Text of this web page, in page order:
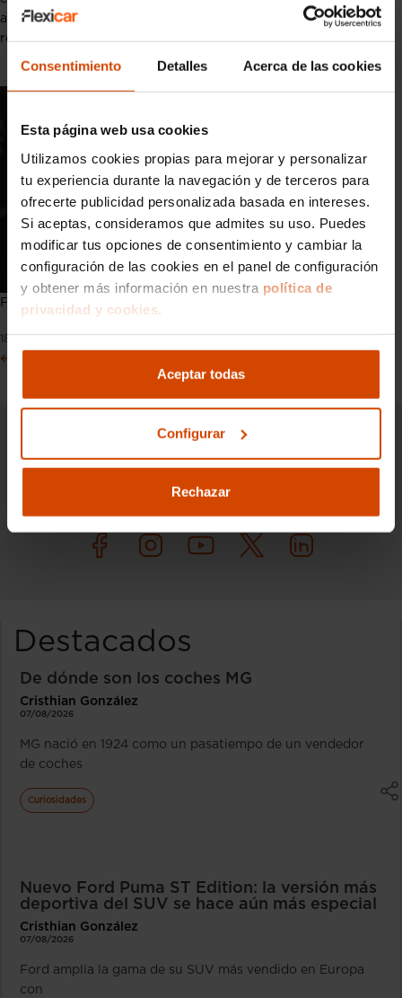
Consentimiento Detalles Acerca de las cookies
Esta página web usa cookies
Utilizamos cookies propias para mejorar y personalizar
tu experiencia durante la navegación y de terceros para
ofrecerte publicidad personalizada basada en intereses.
Si aceptas, consideramos que admites su uso. Puedes
modificar tus opciones de consentimiento y cambiar la
configuración de las cookies en el panel de configuración
y obtener más información en nuestra política de
privacidad y cookies.
Aceptar todas
Configurar
Rechazar
aunque los plazos y necesidades específicas pueden variar
respecto a los vehículos convencionales.
Funciones del radiador del coche
18 Julio 2025
Síguenos en nuestras redes sociales para
motor.
Destacados
De dónde son los coches MG
Cristhian González
07/08/2026
MG nació en 1924 como un pasatiempo de un vendedor
de coches
Curiosidades
Nuevo Ford Puma ST Edition: la versión más
deportiva del SUV se hace aún más especial
Cristhian González
07/08/2026
Ford amplía la gama de su SUV más vendido en Europa
con